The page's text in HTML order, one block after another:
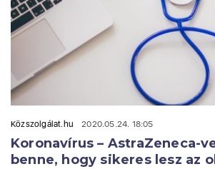
Közszolgálat.hu 2020.05.24. 18:05
Koronavírus – AstraZeneca-
benne, hogy sikeres lesz az